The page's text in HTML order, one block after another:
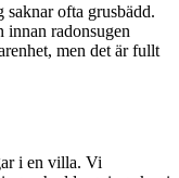
ofta grusbädd.
innan radonsugen
men det är fullt
i en villa. Vi